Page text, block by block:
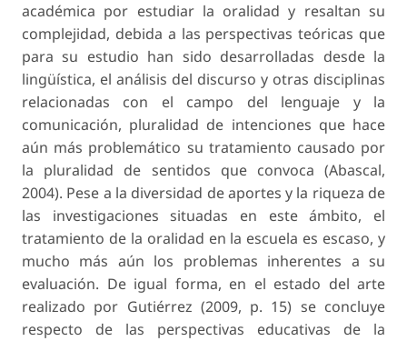
académica por estudiar la oralidad y resaltan su
complejidad, debida a las perspectivas teóricas que
para su estudio han sido desarrolladas desde la
lingüística, el análisis del discurso y otras disciplinas
relacionadas con el campo del lenguaje y la
comunicación, pluralidad de intenciones que hace
aún más problemático su tratamiento causado por
la pluralidad de sentidos que convoca (Abascal,
2004). Pese a la diversidad de aportes y la riqueza de
las investigaciones situadas en este ámbito, el
tratamiento de la oralidad en la escuela es escaso, y
mucho más aún los problemas inherentes a su
evaluación. De igual forma, en el estado del arte
realizado por Gutiérrez (2009, p. 15) se concluye
respecto de las perspectivas educativas de la